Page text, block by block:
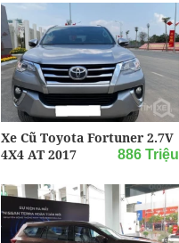
Xe Cũ Toyota Fortuner 2.7V
4X4 AT 2017
886 Triệu